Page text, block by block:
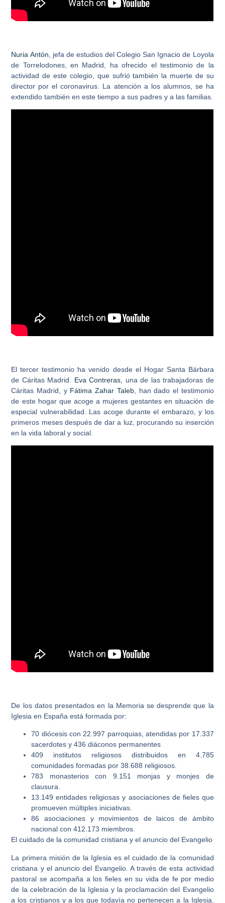
Nuria Antón , jefa de estudios del Colegio San Ignacio de Loyola
de Torrelodones, en Madrid, ha ofrecido el testimonio de la
actividad de este colegio, que sufrió también la muerte de su
director por el coronavirus. La atención a los alumnos, se ha
extendido también en este tiempo a sus padres y a las familias.
El tercer testimonio ha venido desde el Hogar Santa Bárbara
de Cáritas Madrid
Eva Contreras
una de las trabajadoras de
Cáritas Madrid, y Fátima Zahar Taleb, han dado el testimonio
de este hogar que acoge a mujeres gestantes en situación de
especial vulnerabilidad. Las acoge durante el embarazo, y los
primeros meses después de dar a luz, procurando su inserción
en la vida laboral y social.
De los datos presentados en la Memoria se desprende que la
Iglesia en España está formada por:
70 diócesis con 22.997 parroquias, atendidas por 17.337
sacerdotes y 436 diáconos permanentes
409 institutos religiosos distribuidos en 4.785
comunidades formadas por 38.688 religiosos.
783 monasterios con 9.151 monjas y monjes de
clausura.
13.149 entidades religiosas y asociaciones de fieles que
promueven múltiples iniciativas.
86 asociaciones y movimientos de laicos de ámbito
nacional con 412.173 miembros.
El cuidado de la comunidad cristiana y el anuncio del Evangelio
La primera misión de la Iglesia es el cuidado de la comunidad
cristiana y el anuncio del Evangelio. A través de esta actividad
pastoral se acompaña a los fieles en su vida de fe por medio
de la celebración de la Iglesia y la proclamación del Evangelio
a los cristianos y a los que todavía no pertenecen a la Iglesia.